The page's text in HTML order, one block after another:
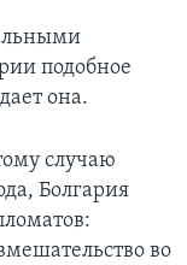
подобное
она.
случаю
Болгария
во